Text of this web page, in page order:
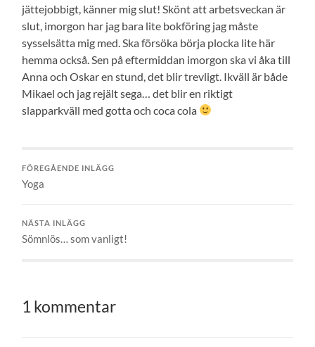
jättejobbigt, känner mig slut! Skönt att arbetsveckan är
slut, imorgon har jag bara lite bokföring jag måste
sysselsätta mig med. Ska försöka börja plocka lite här
hemma också. Sen på eftermiddan imorgon ska vi åka till
Anna och Oskar en stund, det blir trevligt. Ikväll är både
Mikael och jag rejält sega… det blir en riktigt
slapparkväll med gotta och coca cola
FÖREGÅENDE INLÄGG
Yoga
NÄSTA INLÄGG
Sömnlös… som vanligt!
1 kommentar